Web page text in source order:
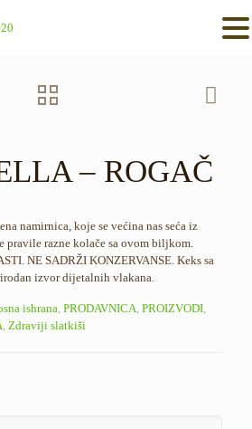
– ROGAČ
namirnica, koje se većina nas seća iz
pravile razne kolače sa ovom biljkom.
NE SADRŽI KONZERVANSE. Keks sa
izvor dijetalnih vlakana.
ishrana, PRODAVNICA, PROIZVODI,
, Zdraviji slatkiši